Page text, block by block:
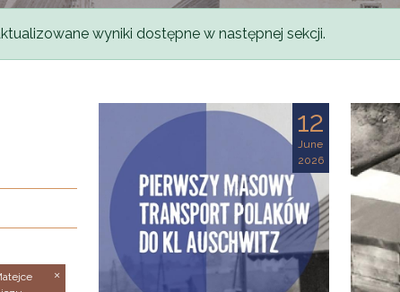
wyniki dostępne w następnej sekcji.
12
June
2026